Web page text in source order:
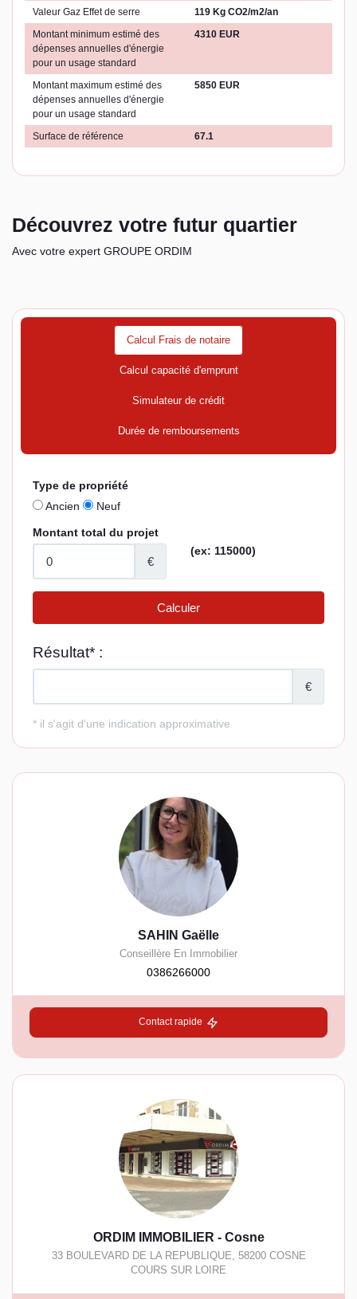
Valeur Gaz Effet de serre
119 Kg CO2/m2/an
Montant minimum estimé des
dépenses annuelles d'énergie
pour un usage standard
4310 EUR
Montant maximum estimé des
dépenses annuelles d'énergie
pour un usage standard
5850 EUR
Surface de référence 67.1
Découvrez votre futur quartier
Avec votre expert GROUPE ORDIM
Calcul Frais de notaire
Calcul capacité d'emprunt
Simulateur de crédit
Durée de remboursements
SAHIN Gaëlle
Conseillère En Immobilier
0386266000
Contact rapide
ORDIM IMMOBILIER - Cosne
33 BOULEVARD DE LA REPUBLIQUE 58200 COSNE
COURS SUR LOIRE